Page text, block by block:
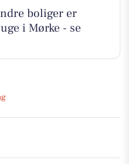
boliger er
i Mørke - se